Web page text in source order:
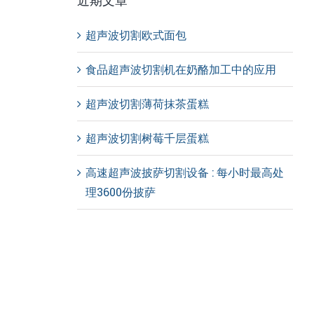
超声波切割欧式面包
食品超声波切割机在奶酪加工中的应用
超声波切割薄荷抹茶蛋糕
超声波切割树莓千层蛋糕
高速超声波披萨切割设备 : 每小时最高处
理3600份披萨